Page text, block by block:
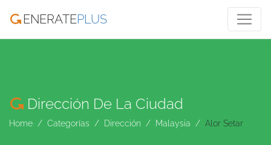
ENERATEPLUS
Dirección De La Ciudad
Home Categorías Dirección Malaysia Alor Setar